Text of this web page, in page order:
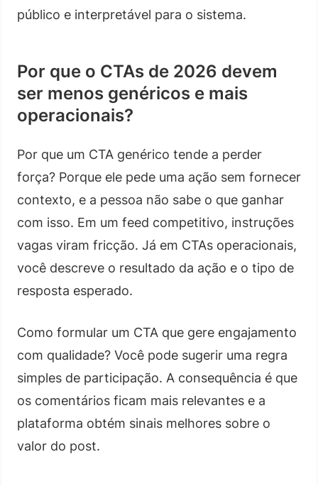
público e interpretável para o sistema.
Por que o CTAs de 2026 devem
ser menos genéricos e mais
operacionais?
Por que um CTA genérico tende a perder
força? Porque ele pede uma ação sem fornecer
contexto, e a pessoa não sabe o que ganhar
com isso. Em um feed competitivo, instruções
vagas viram fricção. Já em CTAs operacionais,
você descreve o resultado da ação e o tipo de
resposta esperado.
Como formular um CTA que gere engajamento
com qualidade? Você pode sugerir uma regra
simples de participação. A consequência é que
os comentários ficam mais relevantes e a
plataforma obtém sinais melhores sobre o
valor do post.